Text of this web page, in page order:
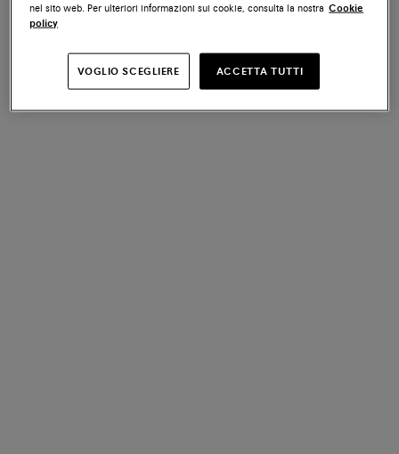
nel sito web. Per ulteriori informazioni sui cookie, consulta la nostra Cookie
policy
VOGLIO SCEGLIERE ACCETTA TUTTI